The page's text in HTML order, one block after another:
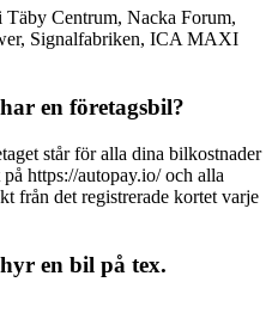
Centrum, Nacka Forum,
Signalfabriken, ICA MAXI
en företagsbil?
står för alla dina bilkostnader
https://autopay.io/ och alla
från det registrerade kortet varje
en bil på tex.